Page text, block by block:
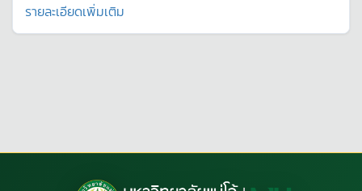
รายละเอียดเพิ่มเติม